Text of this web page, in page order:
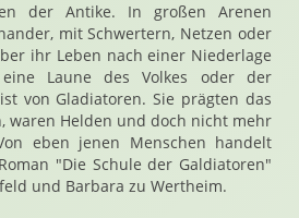
der Antike. In großen Arenen
mit Schwertern, Netzen oder
ihr Leben nach einer Niederlage
Laune des Volkes oder der
von Gladiatoren. Sie prägten das
waren Helden und doch nicht mehr
eben jenen Menschen handelt
"Die Schule der Galdiatoren"
und Barbara zu Wertheim.